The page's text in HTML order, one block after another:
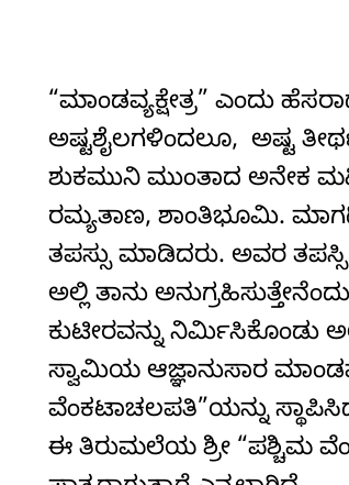
“ಮಾಂಡವ್ಯಕ್ಷೇತ್ರ” ಎಂದು
ಅಷ್ಟಶೈಲಗಳಿಂದಲೂ, ಅಷ್ಟ
ಶುಕಮುನಿ ಮುಂತಾದ ಅನೇಕ
ರಮ್ಯತಾಣ, ಶಾಂತಿಭೂಮಿ.
ತಪಸ್ಸು ಮಾಡಿದರು. ಅವರ
ಅಲ್ಲಿ ತಾನು
ಕುಟೀರವನ್ನು ನಿರ್ಮಿಸಿಕೊಂಡು
ಸ್ವಾಮಿಯ ಆಜ್ಞಾನುಸಾರ
ವೆಂಕಟಾಚಲಪತಿ”ಯನ್ನು
ಈ ತಿರುಮಲೆಯ ಶ್ರೀ “ಪಶ್ಚಿಮ